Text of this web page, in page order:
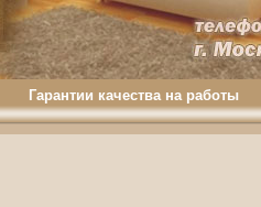
Гарантии качества на работы